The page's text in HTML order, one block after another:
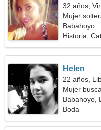
32 años,
Mujer
Babahoyo
Historia,
Helen
22 años,
Mujer
Babahoyo,
Boda